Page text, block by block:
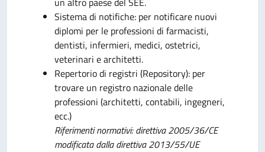
Sistema di notifiche: per notificare nuovi
diplomi per le professioni di farmacisti,
dentisti, infermieri, medici, ostetrici,
veterinari e architetti.
Repertorio di registri (Repository): per
trovare un registro nazionale delle
professioni (architetti, contabili, ingegneri,
ecc.)
Riferimenti normativi: direttiva 2005/36/CE
modificata dalla direttiva 2013/55/UE